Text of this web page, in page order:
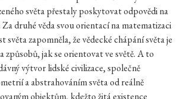
světa přestaly poskytovat odpovědi na
druhé věda svou orientací na matematizaci
zapomněla, že vědecké chápání světa je
způsobů, jak se orientovat ve světě. A to
výtvor lidské civilizace, společně
a abstrahováním světa od reálně
objektům, kdežto žitá existence